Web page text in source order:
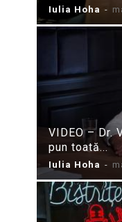
Iulia Hoha -
VIDEO – Dr.
pun toată...
Iulia Hoha -